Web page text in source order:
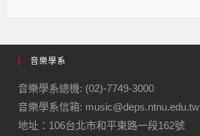
音樂學系
音樂學系總機: (02)-7749-3000
音樂學系信箱: music@deps.ntnu.edu.tw
地址：106台北市和平東路一段162號